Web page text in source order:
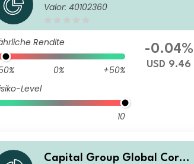
rate Bond Fund (LUX) Zgd
Valor: 40102360
Rendite
0%
+50%
Level
10
-0.04%
USD 9.46
Capital Group Global Corpo